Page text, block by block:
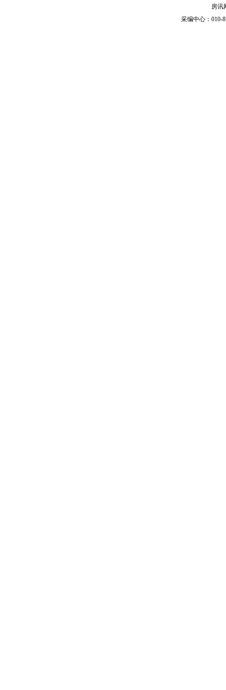
房讯
采编中心：010-